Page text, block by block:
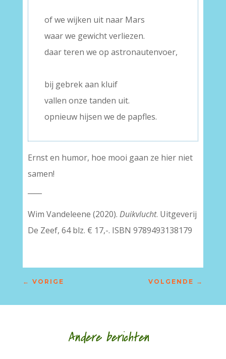
of we wijken uit naar Mars
waar we gewicht verliezen.
daar teren we op astronautenvoer,
bij gebrek aan kluif
vallen onze tanden uit.
opnieuw hijsen we de papfles.
Ernst en humor, hoe mooi gaan ze hier niet
samen!
Wim Vandeleene (2020). Duikvlucht. Uitgeverij
De Zeef, 64 blz. € 17,-. ISBN 9789493138179
← VORIGE VOLGENDE →
Andere berichten